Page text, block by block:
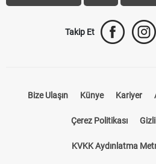
Takip Et
Bize Ulaşın Künye Kariyer
Çerez Politikası
KVKK Aydınlatma